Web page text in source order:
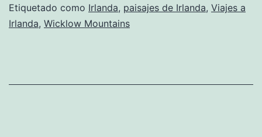
Etiquetado como Irlanda, paisajes de Irlanda, Viajes a
Irlanda, Wicklow Mountains